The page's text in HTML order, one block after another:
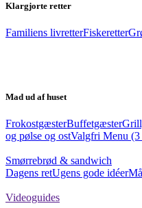
Klargjorte retter
Familiens livretterFiskeretter
Mad ud af huset
FrokostgæsterBuffetgæster
og pølse og ostValgfri Menu (3
Smørrebrød & sandwich
Dagens retUgens gode idéer
Videoguides